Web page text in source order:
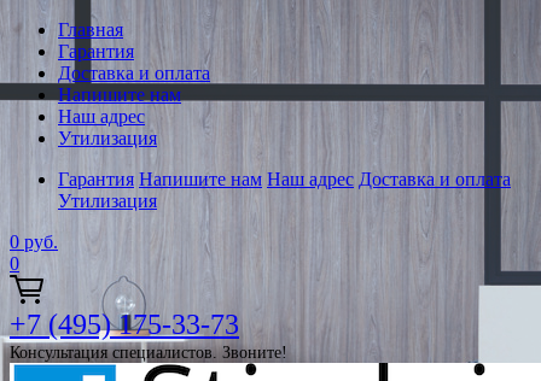
Главная
Гарантия
Доставка и оплата
Напишите нам
Наш адрес
Утилизация
Гарантия Напишите нам Наш адрес Доставка и оплата
Утилизация
0 руб.
0
+7 (495) 175-33-73
Консультация специалистов. Звоните!